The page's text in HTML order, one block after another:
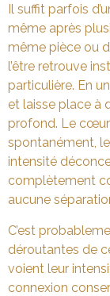
Il suffit parfois
même après
même pièce ou
l’être retrouve
particulière. En
et laisse place à
profond. Le cœur
spontanément,
intensité
complètement
aucune
C’est
déroutantes de
voient leur
connexion